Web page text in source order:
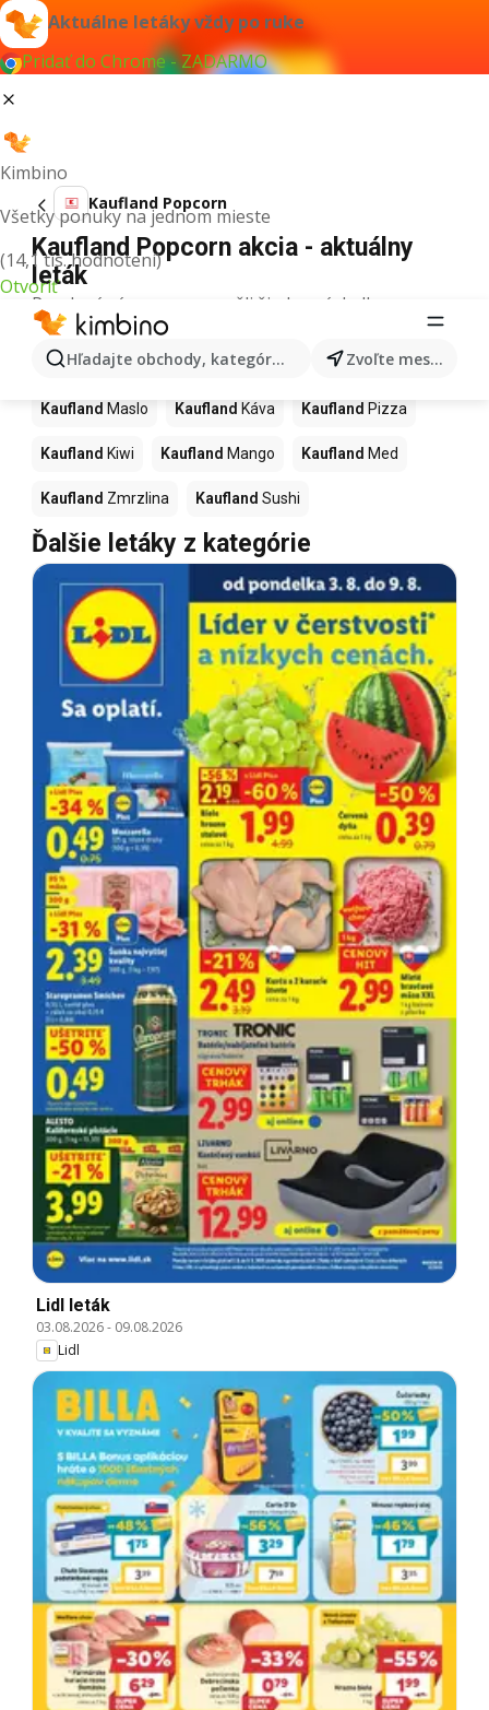
Aktuálne letáky vždy po ruke
Pridať do Chrome - ZADARMO
Kimbino
Všetky ponuky na jednom mieste
(14,1 tis. hodnotení)
Otvoriť
Hľadajte obchody, kategórie, produkty... Zvoľte mesto
Kaufland Popcorn
Kaufland Popcorn akcia - aktuálny
leták
Pre daný výraz sme nenašli žiadne výsledky.
Ďalšie produkty v obchodoch
Kaufland
Kaufland Maslo Kaufland Káva Kaufland Pizza
Kaufland Kiwi Kaufland Mango Kaufland Med
Kaufland Zmrzlina Kaufland Sushi
Ďalšie letáky z kategórie
Lidl leták
03.08.2026- 09.08.2026
Lidl